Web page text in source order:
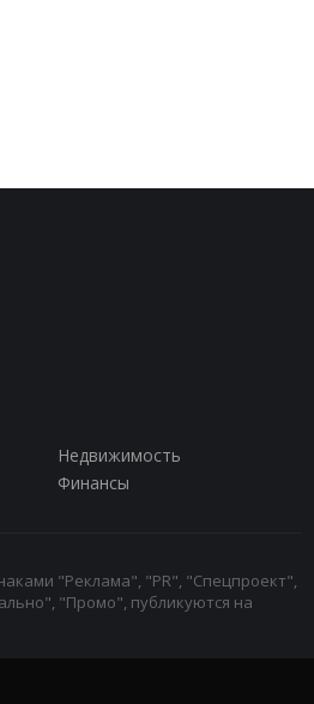
Недвижимость
Финансы
"Реклама", "PR", "Спецпроект",
"Промо", публикуются на